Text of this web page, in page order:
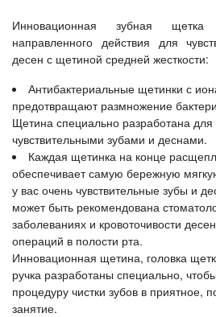
Инновационная зубная
направленного действия для
десен с щетиной средней жесткости:
Антибактериальные щетинки с
предотвращают размножение
Щетина специально разработана
чувствительными зубами и деснами.
Каждая щетинка на конце
обеспечивает самую бережную
у вас очень чувствительные зубы и
может быть рекомендована
заболеваниях и кровоточивости
операций в полости рта.
Инновационная щетина, головка
ручка разработаны специально,
процедуру чистки зубов в приятное,
занятие.